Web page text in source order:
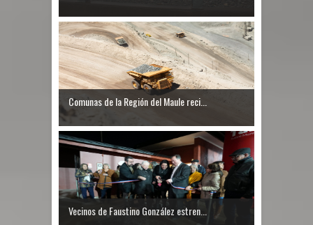
Comunas de la Región del Maule reci...
Vecinos de Faustino González estren...